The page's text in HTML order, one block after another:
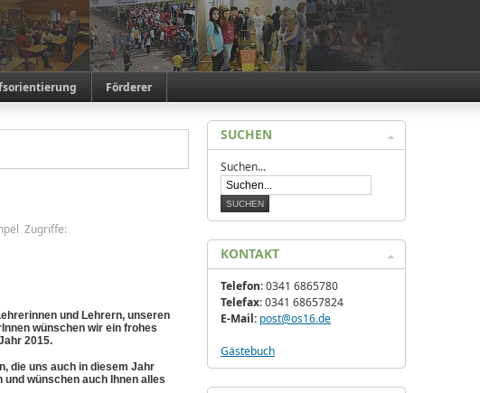
Förderer
Zugriffe:
und Lehrern, unseren
wünschen wir ein frohes
2015.
die uns auch in diesem Jahr
wünschen auch Ihnen alles
SUCHEN
Suchen...
KONTAKT
Telefon: 0341 6865780
Telefax: 0341 68657824
E-Mail: post@os16.de
Gästebuch